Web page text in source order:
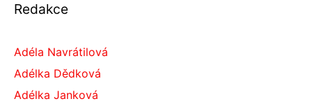
Redakce
Adéla Navrátilová
Adélka Dědková
Adélka Janková